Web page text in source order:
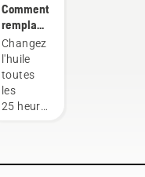
Comment
remplacer
l'huile de
votre
tondeuse
Husqvarna
Changez
l'huile
toutes
les
25 heures
chaque